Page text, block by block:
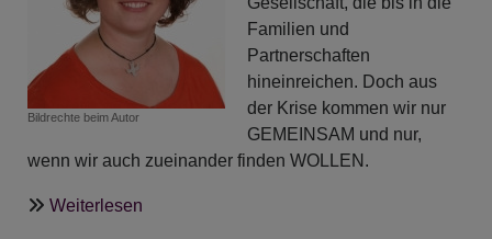
Bildrechte beim Autor
Familien und
Partnerschaften
hineinreichen. Doch aus
der Krise kommen wir nur
GEMEINSAM und nur,
wenn wir auch zueinander finden WOLLEN.
Weiterlesen